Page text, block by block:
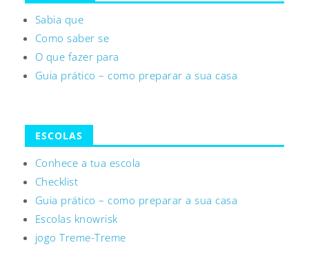
Sabia que
Como saber se
O que fazer para
Guia prático – como preparar a sua casa
ESCOLAS
Conhece a tua escola
Checklist
Guia prático – como preparar a sua casa
Escolas knowrisk
jogo Treme-Treme